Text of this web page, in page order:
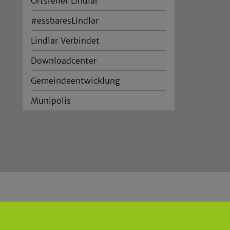
#essbaresLindlar
Lindlar Verbindet
Downloadcenter
Gemeindeentwicklung
Munipolis